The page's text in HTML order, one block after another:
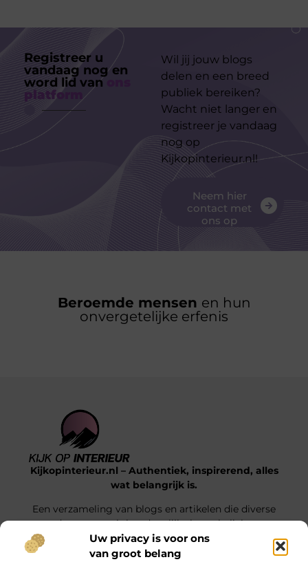
Uw privacy is voor ons
van groot belang
Registreer u
vandaag nog en
word lid van
platform
Wil jij jouw blogs
delen en een breed
publiek bereiken?
Wacht niet langer en
registreer je vandaag
nog op
Kijkopinterieur.nl!
Neem hier
contact met
ons op
Beroemde mensen en hun
onvergetelijke erfenis
Kijkopinterieur.nl – Authentiek, inspirerend, alles
wat belangrijk is.
Een verzameling van blogs en artikelen die diverse
onderwerpen uit het dagelijks leven belichten.
Onze informatie